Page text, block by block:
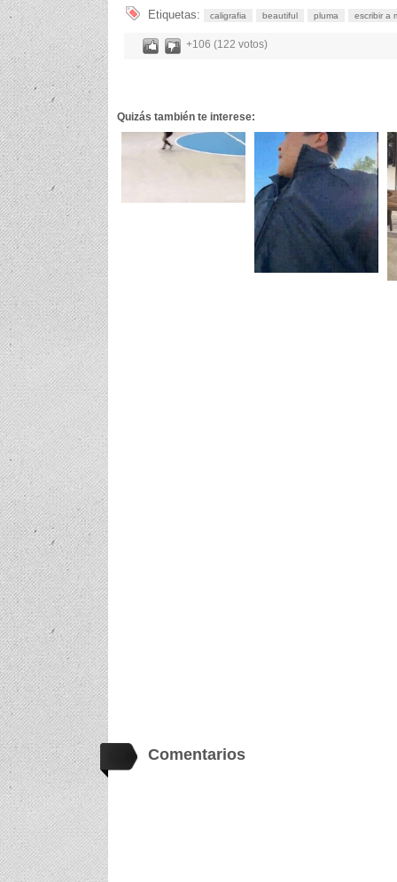
Etiquetas: caligrafia beautiful pluma escribir a
+106 (122 votos)
Quizás también te interese:
Comentarios